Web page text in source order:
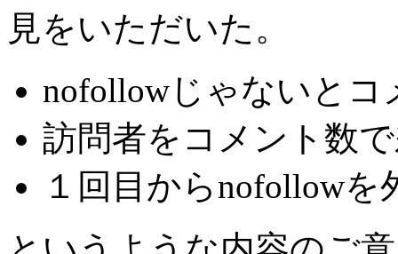
見をいただいた。
nofollowじゃないとコ
訪問者をコメント数
１回目からnofollowを